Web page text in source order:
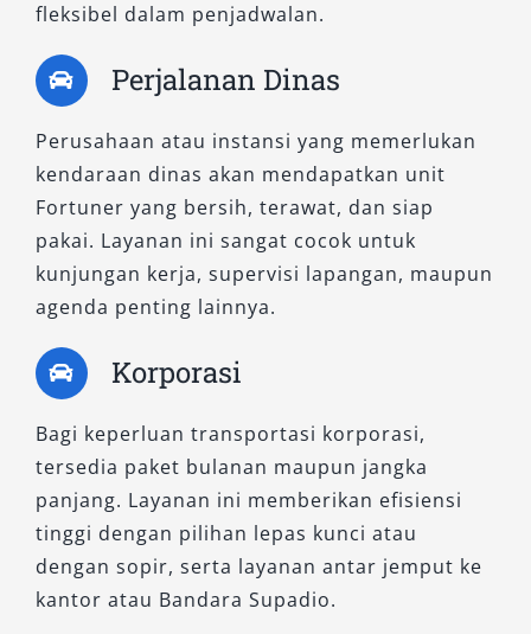
opsi sewa Fortuner lepas kunci bagi pengguna
berpengalaman yang ingin menjelajah rute
menantang di Kalimantan.
2. Fortuner 2.8 VRZ 4×4 A/T
Dilengkapi fitur lengkap, termasuk sistem
hiburan RSE untuk penumpang belakang,
sehingga sangat cocok untuk sewa Fortuner
Pontianak antar jemput ke luar kota bersama
keluarga atau tim kerja. Mesin diesel 2.8L
dengan torsi kuat menjamin performa optimal
3. Fortuner 2.8 GR-S 4×4 A/T
Inilah varian tertinggi dengan desain sporty ala
Gazoo Racing (GR). Interior eksklusif, suspensi
sport-tuned, serta tampilan eksterior yang
fleksibel dalam penjadwalan.
Perjalanan Dinas
Perusahaan atau instansi yang memerlukan
kendaraan dinas akan mendapatkan unit
Fortuner yang bersih, terawat, dan siap
pakai. Layanan ini sangat cocok untuk
kunjungan kerja, supervisi lapangan, maupun
agenda penting lainnya.
Korporasi
Bagi keperluan transportasi korporasi,
tersedia paket bulanan maupun jangka
panjang. Layanan ini memberikan efisiensi
tinggi dengan pilihan lepas kunci atau
dengan sopir, serta layanan antar jemput ke
kantor atau Bandara Supadio.